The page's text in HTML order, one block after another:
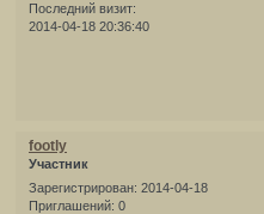
Последний визит:
2014-04-18 20:36:40
footly
Участник
Зарегистрирован: 2014-04-18
Приглашений: 0